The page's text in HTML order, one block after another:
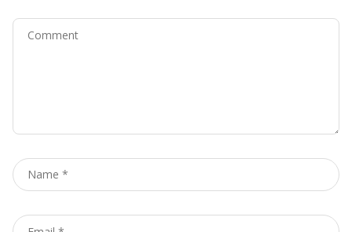
Comment
Name
Email